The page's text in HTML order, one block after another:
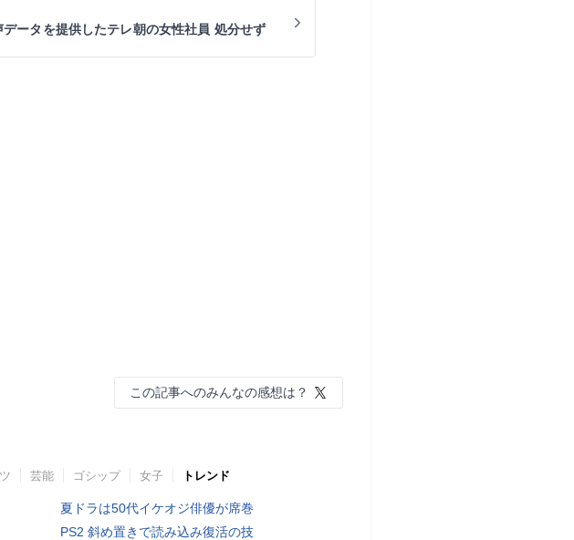
ータを提供したテレ朝の女性社員 処分せず
この記事へのみんなの感想は？
芸能 ゴシップ 女子 トレンド
夏ドラは50代イケオジ俳優が席巻
PS2 斜め置きで読み込み復活の技